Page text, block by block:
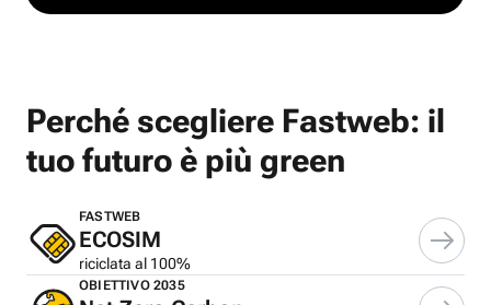
Perché scegliere Fastweb: il
tuo futuro è più green
FASTWEB
ECOSIM
riciclata al 100%
OBIETTIVO 2035